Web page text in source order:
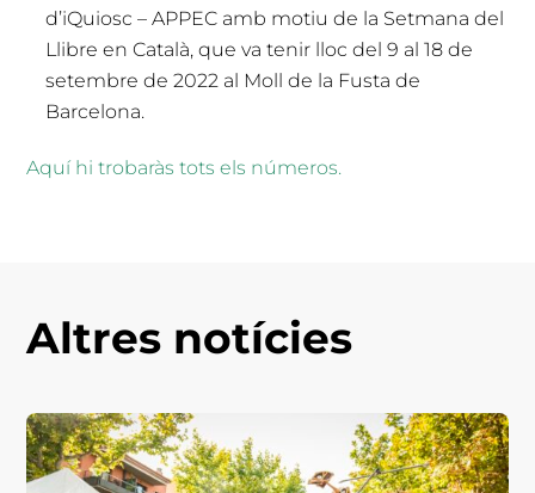
d’iQuiosc – APPEC amb motiu de la Setmana del
Llibre en Català, que va tenir lloc del 9 al 18 de
setembre de 2022 al Moll de la Fusta de
Barcelona.
Aquí hi trobaràs tots els números.
Altres notícies